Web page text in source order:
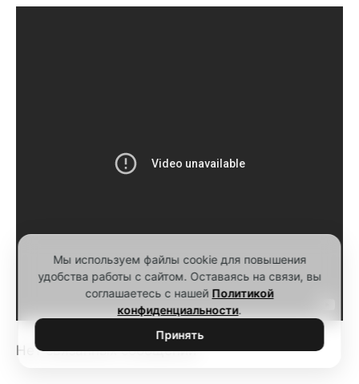
Нет связанных сообщений
Мы используем файлы cookie для повышения
удобства работы с сайтом. Оставаясь на связи, вы
соглашаетесь с нашей Политикой
конфиденциальности.
Принять